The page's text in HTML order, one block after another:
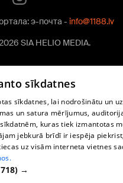
э-почта - info@1188.lv
SIA HELIO MEDIA.
sīkdatnes
sīkdatnes, lai nodrošinātu un
un satura mērījumus,
kuras tiek izmantotas
jebkurā brīdī ir iespēja
uz visām interneta vietnes
→